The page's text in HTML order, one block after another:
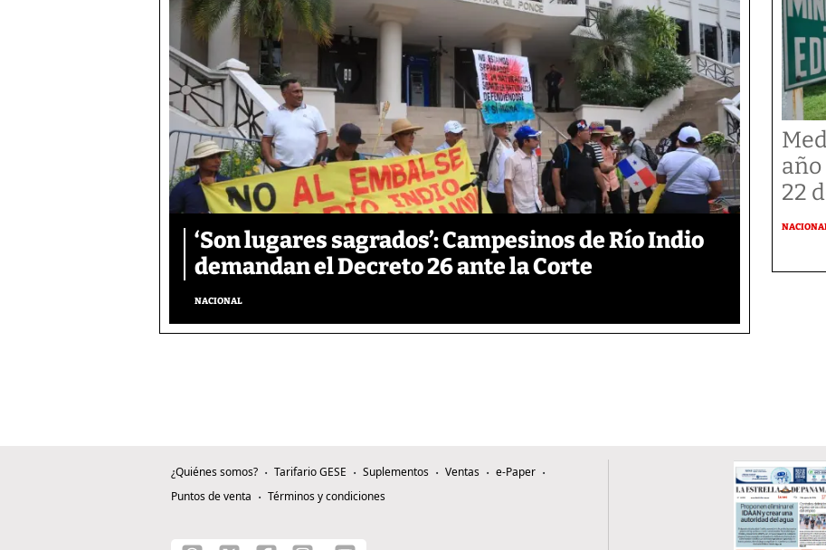
‘Son lugares sagrados’: Campesinos de Río Indio
demandan el Decreto 26 ante la Corte
NACIONAL
22
¿Quiénes somos? Tarifario GESE Suplementos Ventas
e-Paper
Puntos de venta
Términos y condiciones